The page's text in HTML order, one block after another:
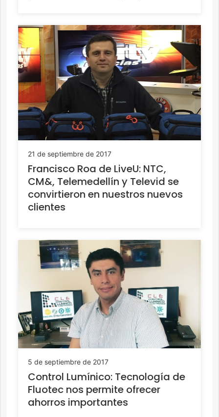
21 de septiembre de 2017
Francisco Roa de LiveU: NTC,
CM&, Telemedellín y Televid se
convirtieron en nuestros nuevos
clientes
5 de septiembre de 2017
Control Lumínico: Tecnología de
Fluotec nos permite ofrecer
ahorros importantes